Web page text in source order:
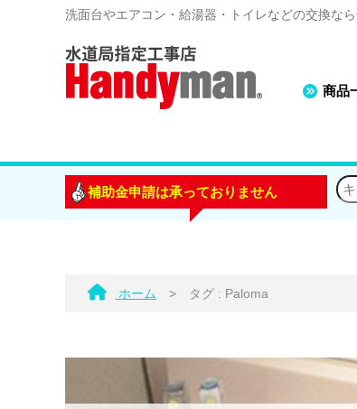
洗面台やエアコン・給湯器・トイレなどの交換な
商品
補助金申請は承っておりません
ホーム > タグ : Paloma